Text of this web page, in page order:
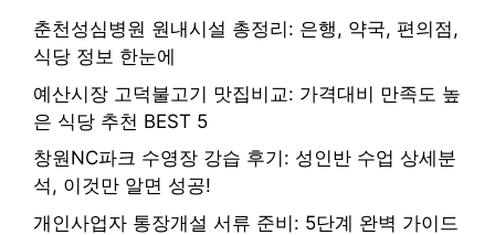
춘천성심병원 원내시설 총정리: 은행, 약국, 편의점,
식당 정보 한눈에
예산시장 고덕불고기 맛집비교: 가격대비 만족도 높
은 식당 추천 BEST 5
창원NC파크 수영장 강습 후기: 성인반 수업 상세분
석, 이것만 알면 성공!
개인사업자 통장개설 서류 준비: 5단계 완벽 가이드